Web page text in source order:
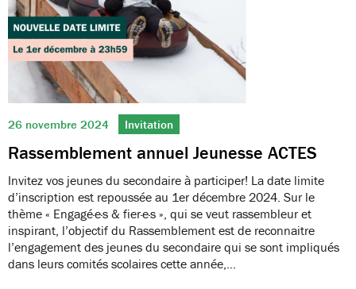
26 novembre 2024 Invitation
Rassemblement annuel Jeunesse ACTES
Invitez vos jeunes du secondaire à participer! La date limite
d’inscription est repoussée au 1er décembre 2024. Sur le
thème « Engagé·e·s & fier·e·s », qui se veut rassembleur et
inspirant, l’objectif du Rassemblement est de reconnaitre
l’engagement des jeunes du secondaire qui se sont impliqués
dans leurs comités scolaires cette année,…